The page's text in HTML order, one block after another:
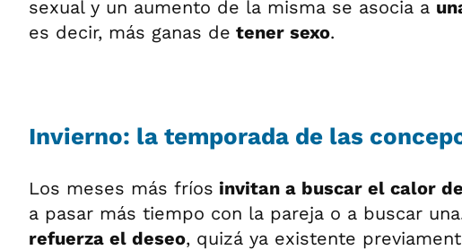
sexual y un aumento de la misma se asocia a
es decir, más ganas de tener sexo.
Invierno: la temporada de las
Los meses más fríos invitan a buscar el calor
a pasar más tiempo con la pareja o a buscar
refuerza el deseo, quizá ya existente